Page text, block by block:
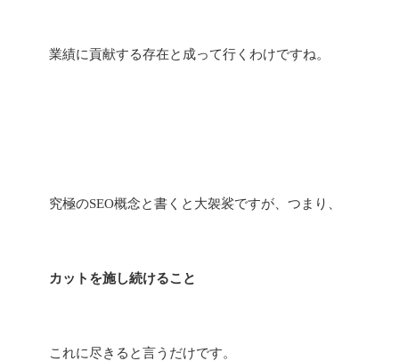
業績に貢献する存在と成って行くわけですね。
究極のSEO概念と書くと大袈裟ですが、つまり、
カットを施し続けること
これに尽きると言うだけです。